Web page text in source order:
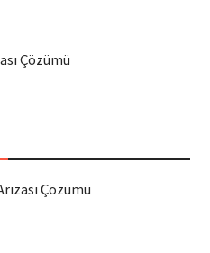
Çözümü
Çözümü